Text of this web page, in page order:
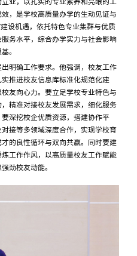
业，以扎实的专业素养和亮眼的工
，是学校高质量办学的生动见证与
设机遇，依托特色专业集群与优质
务水平，综合办学实力与社会影响
。
明确工作要求。他强调，校友工作
推进校友信息库标准化规范化建
友向心力。要立足学校专业特色与
精准对接校友发展需求，细化服务
深挖校企优质资源，搭建协作平
接等多领域深度合作，实现学校育
的良性循环与双向共赢。同时要建
工作作风，以高质量校友工作赋能
劲校友动能。